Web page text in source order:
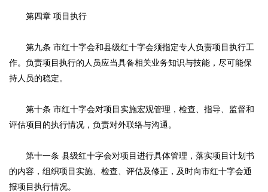
第四章 项目执行
第九条 市红十字会和县级红十字会须指定专人负责项目执行工
作。负责项目执行的人员应当具备相关业务知识与技能，尽可能保
持人员的稳定。
第十条 市红十字会对项目实施宏观管理，检查、指导、监督和
评估项目的执行情况，负责对外联络与沟通。
第十一条 县级红十字会对项目进行具体管理，落实项目计划书
的内容，组织项目实施、检查、评估及修正，及时向市红十字会通
报项目执行情况。